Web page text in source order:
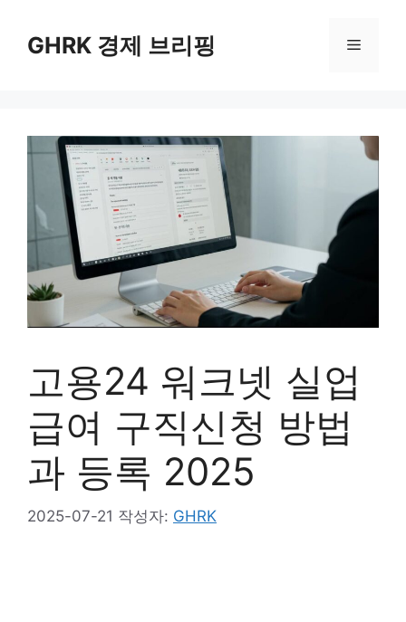
GHRK 경제 브리핑 메
고용24 워크넷 실업
급여 구직신청 방법
과 등록 2025
2025-07-21 작성자: GHRK